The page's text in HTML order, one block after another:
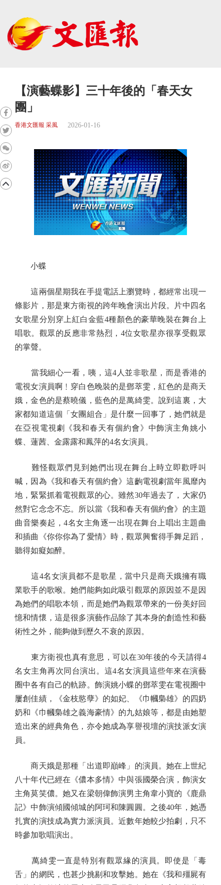
【演藝蝶影】三十年後的「春天女
團」
香港文匯報 采風 2026-01-16
小蝶
這兩個星期我在手提電話上瀏覽時，都經常出現一
條影片，那是東方衛視的跨年晚會演出片段。片中四名
女歌星分別穿上紅白金藍4種顏色的豪華晚裝在舞台上
唱歌。觀眾的反應非常熱烈，4位女歌星亦很享受觀眾
的掌聲。
當我細心一看，咦，這4人並非歌星，而是香港的
電視女演員啊﹗穿白色晚裝的是鄧萃雯，紅色的是商天
娥，金色的是蔡曉儀，藍色的是萬綺雯。說到這裏，大
家都知道這個「女團組合」是什麼一回事了，她們就是
在亞視電視劇《我和春天有個約會》中飾演主角姚小
蝶、蓮茜、金露露和鳳萍的4名女演員。
難怪觀眾們見到她們出現在舞台上時立即歡呼叫
喊，因為《我和春天有個約會》這齣電視劇當年風靡內
地，緊緊抓着電視觀眾的心。雖然30年過去了，大家仍
然對它念念不忘。所以當《我和春天有個約會》的主題
曲音樂奏起，4名女主角逐一出現在舞台上唱出主題曲
和插曲《你你你為了愛情》時，觀眾興奮得手舞足蹈，
聽得如癡如醉。
這4名女演員都不是歌星，當中只是商天娥擁有職
業歌手的歌喉。她們能夠如此吸引觀眾的原因並不是因
為她們的唱歌本領，而是她們為觀眾帶來的一份美好回
憶和情懷，這是很多演藝作品除了其本身的創造性和藝
術性之外，能夠做到歷久不衰的原因。
東方衛視也真有意思，可以在30年後的今天請得4
名女主角再次同台演出。這4名女演員這些年來在演藝
圈中各有自己的軌跡。飾演姚小蝶的鄧萃雯在電視圈中
屢創佳績，《金枝慾孽》的如妃、《巾幗梟雄》的四奶
奶和《巾幗梟雄之義海豪情》的九姑娘等，都是由她塑
造出來的經典角色，亦令她成為享譽視壇的演技派女演
員。
商天娥是那種「出道即巔峰」的演員。她在上世紀
八十年代已經在《儂本多情》中與張國榮合演，飾演女
主角莫笑儂。她又在梁朝偉飾演男主角韋小寶的《鹿鼎
記》中飾演傾國傾城的阿珂和陳圓圓。之後40年，她憑
扎實的演技成為實力派演員。近數年她較少拍劇，只不
時參加歌唱演出。
萬綺雯一直是特別有觀眾緣的演員。即使是「毒
舌」的網民，也甚少挑剔和攻擊她。她在《我和殭屍有